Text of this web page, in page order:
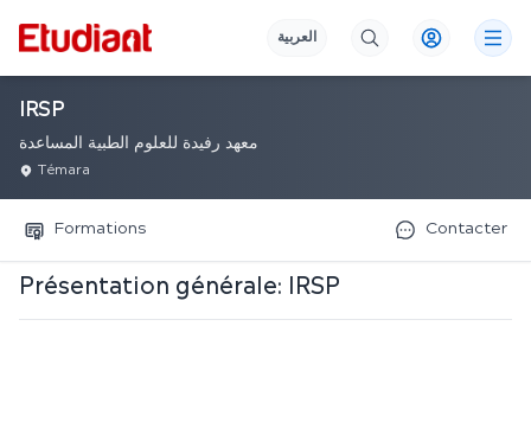
العربية
IRSP
معهد رفيدة للعلوم الطبية المساعدة
Témara
Formations Contacter
Présentation générale: IRSP